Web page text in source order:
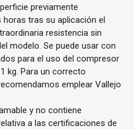
previamente
horas tras su aplicación el
resistencia sin
modelo. Se puede usar con
para el uso del compresor
kg. Para un correcto
emplear Vallejo
y no contiene
a las certificaciones de